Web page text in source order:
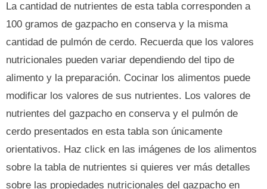
La cantidad de nutrientes de esta tabla corresponden a
100 gramos de gazpacho en conserva y la misma
cantidad de pulmón de cerdo. Recuerda que los valores
nutricionales pueden variar dependiendo del tipo de
alimento y la preparación. Cocinar los alimentos puede
modificar los valores de sus nutrientes. Los valores de
nutrientes del gazpacho en conserva y el pulmón de
cerdo presentados en esta tabla son únicamente
orientativos. Haz click en las imágenes de los alimentos
sobre la tabla de nutrientes si quieres ver más detalles
sobre las propiedades nutricionales del gazpacho en